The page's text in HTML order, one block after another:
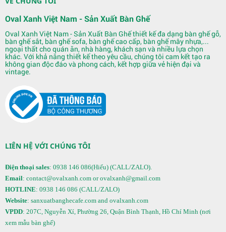
Oval Xanh Việt Nam - Sản Xuất Bàn Ghế
Oval Xanh Việt Nam - Sản Xuất Bàn Ghế thiết kế đa dạng bàn ghế gỗ,
bàn ghế sắt, bàn ghế sofa, bàn ghế cao cấp, bàn ghế mây nhựa,...
ngoại thất cho quán ăn, nhà hàng, khách sạn và nhiều lựa chọn
khác. Với khả năng thiết kế theo yêu cầu, chúng tôi cam kết tạo ra
không gian độc đáo và phong cách, kết hợp giữa vẻ hiện đại và
vintage.
LIÊN HỆ VỚI CHÚNG TÔI
Điện thoại sales: 0938 146 086(Hiếu) (CALL/ZALO).
Email: contact@ovalxanh.com or ovalxanh@gmail.com
HOTLINE: 0938 146 086 (CALL/ZALO)
Website: sanxuatbanghecafe.com and ovalxanh.com
VPDD: 207C, Nguyễn Xí, Phường 26, Quận Bình Thạnh, Hồ Chí Minh (nơi
xem mẫu bàn ghế)